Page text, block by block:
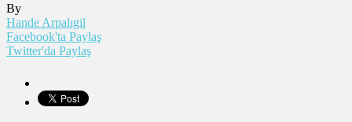
By
Hande Arpalıgil
Facebook'ta Paylaş
Twitter'da Paylaş